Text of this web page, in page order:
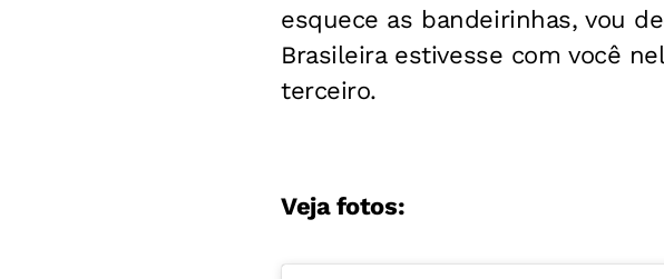
esquece as bandeirinhas, vou
Brasileira estivesse com você
terceiro.
Veja fotos: